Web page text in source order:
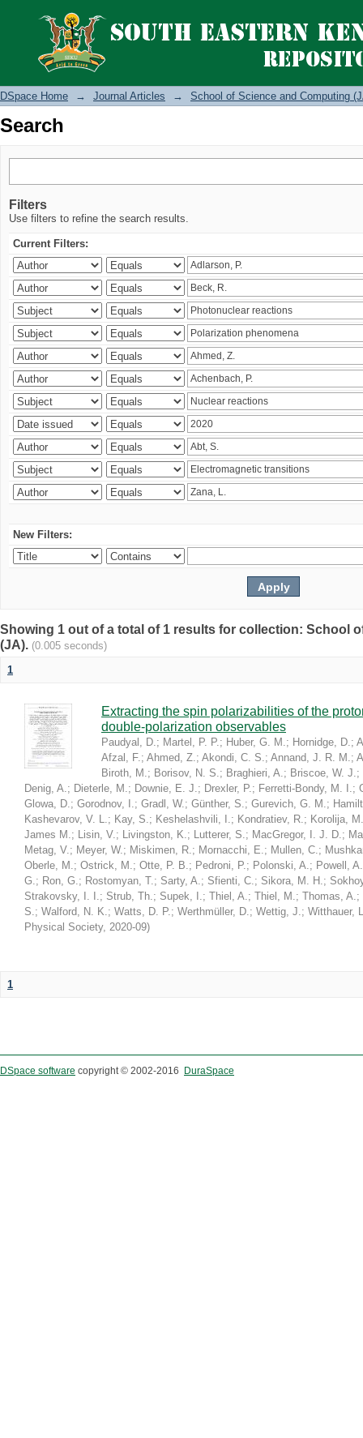
Search
DSpace Home → Journal Articles → School of Science and Computing
Search
Filters
Use filters to refine the search results.
Current Filters:
New Filters:
Showing 1 out of a total of 1 results for collection: School
(JA). (0.005 seconds)
1
Extracting the spin polarizabilities of the
double-polarization observables
Paudyal, D.; Martel, P. P.; Huber, G. M.; Hornidge, D.;
Afzal, F.; Ahmed, Z.; Akondi, C. S.; Annand, J. R. M.;
Biroth, M.; Borisov, N. S.; Braghieri, A.; Briscoe, W. J.;
Denig, A.; Dieterle, M.; Downie, E. J.; Drexler, P.; Ferretti-Bondy, M. I.;
Glowa, D.; Gorodnov, I.; Gradl, W.; Günther, S.; Gurevich, G. M.;
Kashevarov, V. L.; Kay, S.; Keshelashvili, I.; Kondratiev, R.; Korolija, M.
James M.; Lisin, V.; Livingston, K.; Lutterer, S.; MacGregor, I. J. D.;
Metag, V.; Meyer, W.; Miskimen, R.; Mornacchi, E.; Mullen, C.;
Oberle, M.; Ostrick, M.; Otte, P. B.; Pedroni, P.; Polonski, A.; Powell, A.
G.; Ron, G.; Rostomyan, T.; Sarty, A.; Sfienti, C.; Sikora, M. H.;
Strakovsky, I. I.; Strub, Th.; Supek, I.; Thiel, A.; Thiel, M.; Thomas, A.;
S.; Walford, N. K.; Watts, D. P.; Werthmüller, D.; Wettig, J.; Witthauer,
Physical Society, 2020-09)
1
DSpace software copyright © 2002-2016 DuraSpace